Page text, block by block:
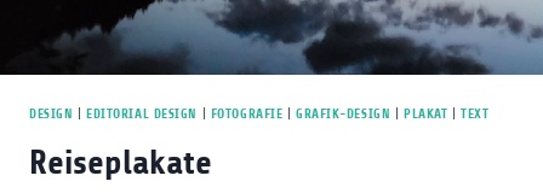
DESIGN |EDITORIAL DESIGN FOTOGRAFIE |GRAFIK-DESIGN PLAKAT |TEXT
Reiseplakate